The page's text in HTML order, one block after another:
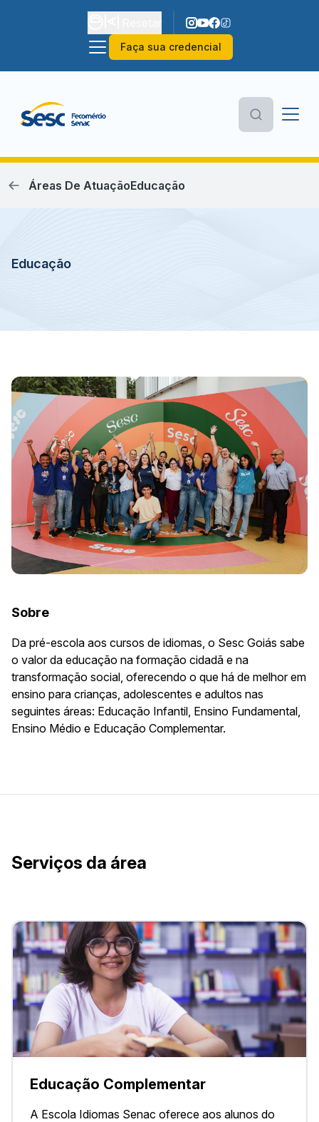
Faça sua credencial
Áreas De AtuaçãoEducação
Educação
Sobre
Da pré-escola aos cursos de idiomas, o Sesc Goiás sabe
o valor da educação na formação cidadã e na
transformação social, oferecendo o que há de melhor em
ensino para crianças, adolescentes e adultos nas
seguintes áreas: Educação Infantil, Ensino Fundamental,
Ensino Médio e Educação Complementar.
Serviços da área
Educação Complementar
A Escola Idiomas Senac oferece aos alunos do